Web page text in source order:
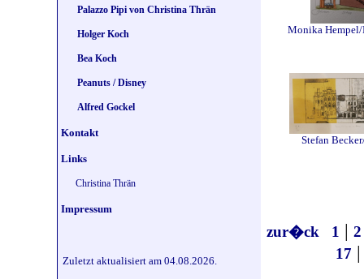
Palazzo Pipi von Christina Thrän
Holger Koch
Bea Koch
Peanuts / Disney
Alfred Gockel
Kontakt
Links
Christina Thrän
Impressum
Monika
Stefan
zur�ck 1 | 2
17
Zuletzt aktualisiert am 04.08.2026.